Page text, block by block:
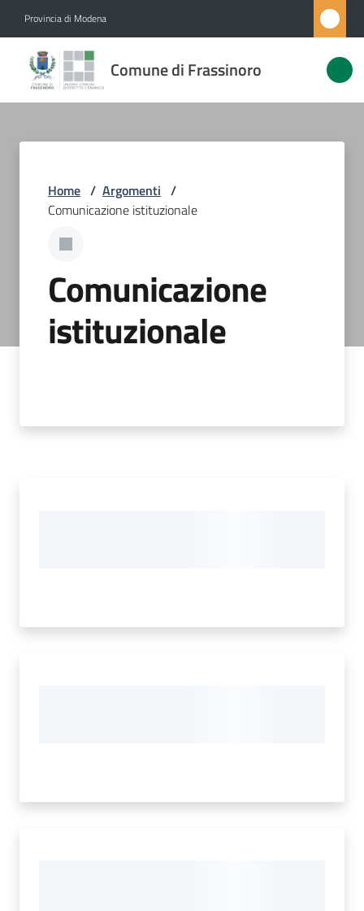
Provincia di Modena
Comune di Frassinoro
Comune di
Frassinoro
Novità
Vivere
Frassinoro
gli
Home / Argomenti /
Comunicazione istituzionale
Comunicazione
istituzionale